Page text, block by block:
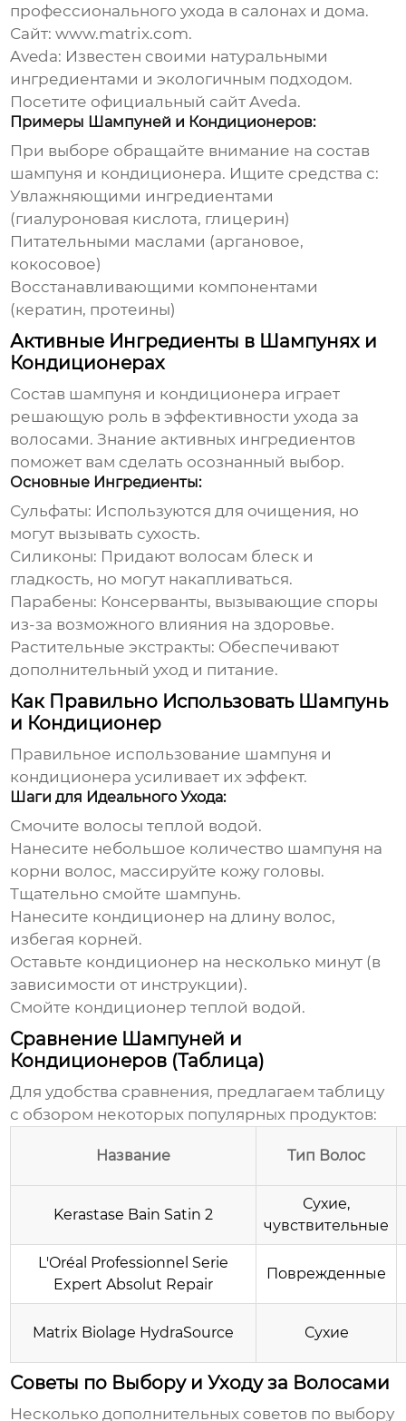
профессионального ухода в салонах и дома.
Сайт:www.matrix.com.
Aveda: Известен своими натуральными
ингредиентами и экологичным подходом.
Посетите официальный сайт Aveda.
Примеры Шампуней и Кондиционеров:
При выборе обращайте внимание на состав
шампуня и кондиционера. Ищите средства с:
Увлажняющими ингредиентами
(гиалуроновая кислота, глицерин)
Питательными маслами (аргановое,
кокосовое)
Восстанавливающими компонентами
(кератин, протеины)
Активные Ингредиенты в Шампунях и
Кондиционерах
Состав шампуня и кондиционера играет
решающую роль в эффективности ухода за
волосами. Знание активных ингредиентов
поможет вам сделать осознанный выбор.
Основные Ингредиенты:
Сульфаты: Используются для очищения, но
могут вызывать сухость.
Силиконы: Придают волосам блеск и
гладкость, но могут накапливаться.
Парабены: Консерванты, вызывающие споры
из-за возможного влияния на здоровье.
Растительные экстракты: Обеспечивают
дополнительный уход и питание.
Как Правильно Использовать Шампунь
и Кондиционер
Правильное использование шампуня и
кондиционера усиливает их эффект.
Шаги для Идеального Ухода:
Смочите волосы теплой водой.
Нанесите небольшое количество шампуня на
корни волос, массируйте кожу головы.
Тщательно смойте шампунь.
Нанесите кондиционер на длину волос,
избегая корней.
Оставьте кондиционер на несколько минут (в
зависимости от инструкции).
Смойте кондиционер теплой водой.
Сравнение Шампуней и
Кондиционеров (Таблица)
Для удобства сравнения, предлагаем таблицу
с обзором некоторых популярных продуктов:
Название Тип Волос
Kerastase Bain Satin 2
Сухие,
чувствительные
L'Oréal Professionnel Serie
Expert Absolut Repair
Поврежденные
Matrix Biolage HydraSource Сухие
Советы по Выбору и Уходу за Волосами
Несколько дополнительных советов по выбору